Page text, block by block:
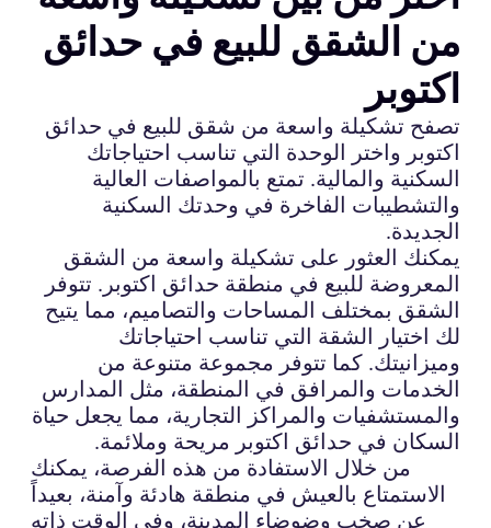
من الشقق للبيع في حدائق
اكتوبر
تصفح تشكيلة واسعة من شقق للبيع في حدائق
اكتوبر واختر الوحدة التي تناسب احتياجاتك
السكنية والمالية. تمتع بالمواصفات العالية
والتشطيبات الفاخرة في وحدتك السكنية
الجديدة.
يمكنك العثور على تشكيلة واسعة من الشقق
المعروضة للبيع في منطقة حدائق اكتوبر. تتوفر
الشقق بمختلف المساحات والتصاميم، مما يتيح
لك اختيار الشقة التي تناسب احتياجاتك
وميزانيتك. كما تتوفر مجموعة متنوعة من
الخدمات والمرافق في المنطقة، مثل المدارس
والمستشفيات والمراكز التجارية، مما يجعل حياة
السكان في حدائق اكتوبر مريحة وملائمة.
من خلال الاستفادة من هذه الفرصة، يمكنك
الاستمتاع بالعيش في منطقة هادئة وآمنة، بعيداً
عن صخب وضوضاء المدينة، وفي الوقت ذاته